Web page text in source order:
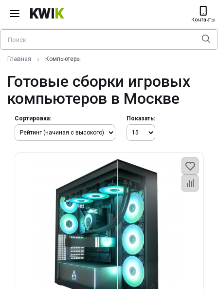
KWIK Контакты
Главная Компьютеры
Готовые сборки игровых
компьютеров в Москве
Сортировка: Показать: